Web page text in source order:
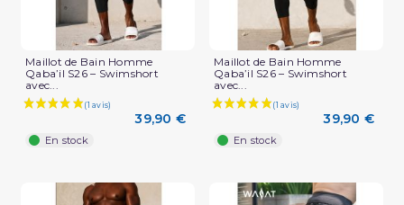
Maillot de Bain Homme
Qaba’il S26 – Swimshort
avec...
39,90 €
En stock
Maillot de Bain Homme
Qaba’il S26 – Swimshort
avec...
39,90 €
En stock